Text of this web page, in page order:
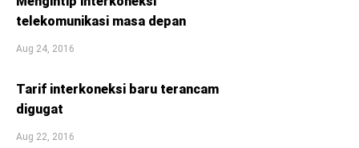
telekomunikasi masa depan
Aug 24, 2016
Tarif interkoneksi baru terancam
digugat
Aug 22, 2016